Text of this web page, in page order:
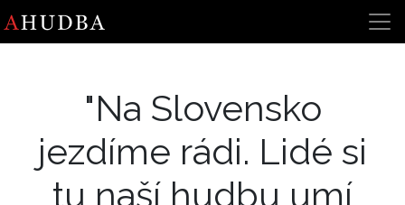
"Na Slovensko
jezdíme rádi. Lidé si
tu naší hudbu umí